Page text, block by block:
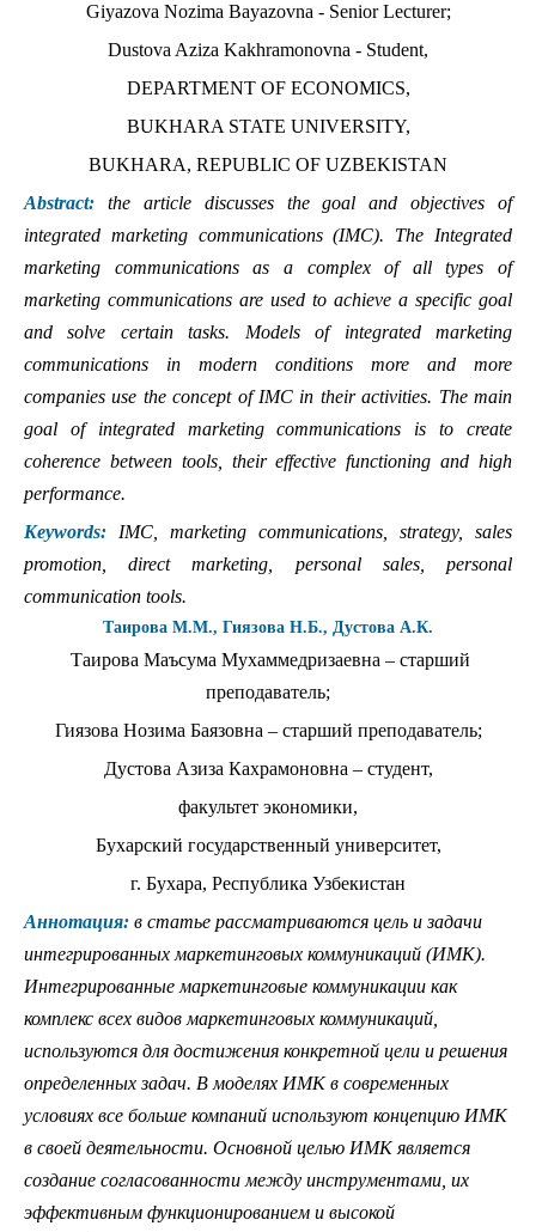
Giyazova Nozima Bayazovna - Senior Lecturer;
Dustova Aziza Kakhramonovna - Student,
DEPARTMENT OF ECONOMICS,
BUKHARA STATE UNIVERSITY,
BUKHARA, REPUBLIC OF UZBEKISTAN
Abstract: the article discusses the goal and objectives of
integrated marketing communications (IMC). The Integrated
marketing communications as a complex of all types of
marketing communications are used to achieve a specific goal
and solve certain tasks. Models of integrated marketing
communications in modern conditions more and more
companies use the concept of IMC in their activities. The main
goal of integrated marketing communications is to create
coherence between tools, their effective functioning and high
performance.
Keywords: IMC, marketing communications, strategy, sales
promotion, direct marketing, personal sales, personal
communication tools.
Таирова М.М., Гиязова Н.Б., Дустова А.К.
Таирова Маъсума Мухаммедризаевна – старший
преподаватель;
Гиязова Нозима Баязовна – старший преподаватель;
Дустова Азиза Кахрамоновна – студент,
факультет экономики,
Бухарский государственный университет,
г. Бухара, Республика Узбекистан
Аннотация: в статье рассматриваются цель и задачи
интегрированных маркетинговых коммуникаций (ИМК).
Интегрированные маркетинговые коммуникации как
комплекс всех видов маркетинговых коммуникаций,
используются для достижения конкретной цели и решения
определенных задач. В моделях ИМК в современных
условиях все больше компаний используют концепцию ИМК
в своей деятельности. Основной целью ИМК является
создание согласованности между инструментами, их
эффективным функционированием и высокой